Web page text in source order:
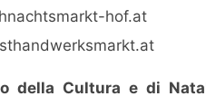
hof.at
della Cultura e di